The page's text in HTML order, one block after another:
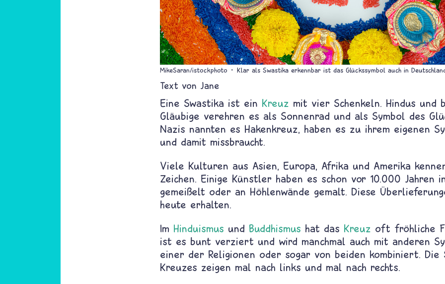
MikeSaran/istockphoto Klar als Swastika erkennbar ist das Glückssymbol auch in
Text von Jane
Eine Swastika ist ein Kreuz mit vier Schenkeln. Hindus und
Gläubige verehren es als Sonnenrad und als Symbol des
Nazis nannten es Hakenkreuz, haben es zu ihrem eigenen
und damit missbraucht.
Viele Kulturen aus Asien, Europa, Afrika und Amerika
Zeichen. Einige Künstler haben es schon vor 10.000 Jahren
gemeißelt oder an Höhlenwände gemalt. Diese
heute erhalten.
Im Hinduismus und Buddhismus hat das Kreuz oft fröhliche
ist es bunt verziert und wird manchmal auch mit anderen
einer der Religionen oder sogar von beiden kombiniert. Die
Kreuzes zeigen mal nach links und mal nach rechts.